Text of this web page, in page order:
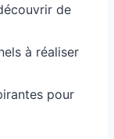
de
à réaliser
pour